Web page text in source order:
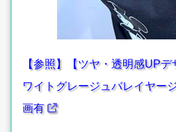
【参照】【ツヤ・透明感UP
ワイトグレージュバレイヤー
画有